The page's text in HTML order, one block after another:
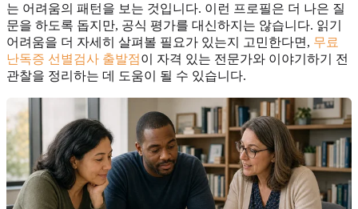
는 어려움의 패턴을 보는 것입니다. 이런 프로필은 더 나은 질
문을 하도록 돕지만, 공식 평가를 대신하지는 않습니다. 읽기
어려움을 더 자세히 살펴볼 필요가 있는지 고민한다면, 무료
난독증 선별검사 출발점이 자격 있는 전문가와 이야기하기 전
관찰을 정리하는 데 도움이 될 수 있습니다.